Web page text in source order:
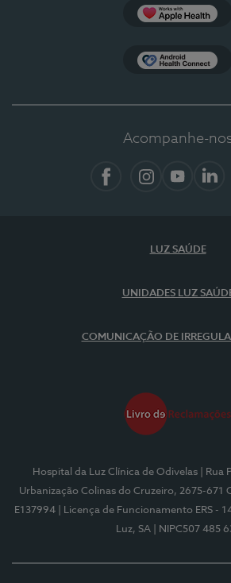
Acompanhe-
LUZ SAÚDE
UNIDADES LUZ
COMUNICAÇÃO DE
Hospital da Luz Clínica de Odivelas
| Rua
Urbanização Colinas do Cruzeiro, 2675-671
E137994
| Licença de Funcionamento ERS -
Luz, SA
| NIPC507 485